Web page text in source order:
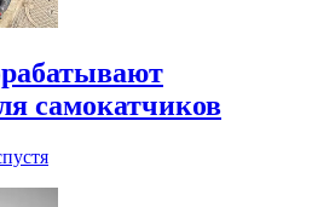
самокатчиков